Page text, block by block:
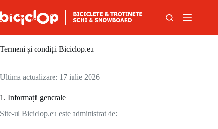
Termeni și condiții Biciclop.eu
Ultima actualizare: 17 iulie 2026
1. Informații generale
Site-ul Biciclop.eu este administrat de: